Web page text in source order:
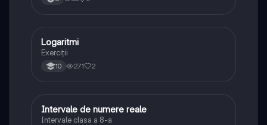
Matematică
Logaritmi
Exerciții
10 271 2
Matematică
Intervale de numere reale
Intervale clasa a 8-a